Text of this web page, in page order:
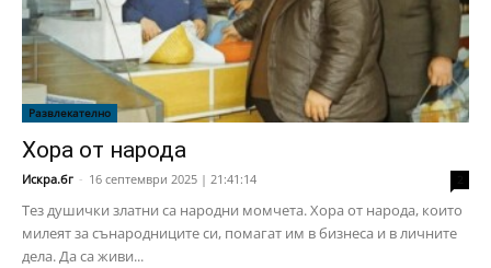
Развлекателно
Хора от народа
Искра.бг - 16 септември 2025 | 21:41:14
Тез душички златни са народни момчета. Хора от народа, които
милеят за сънародниците си, помагат им в бизнеса и в личните
дела. Да са живи...